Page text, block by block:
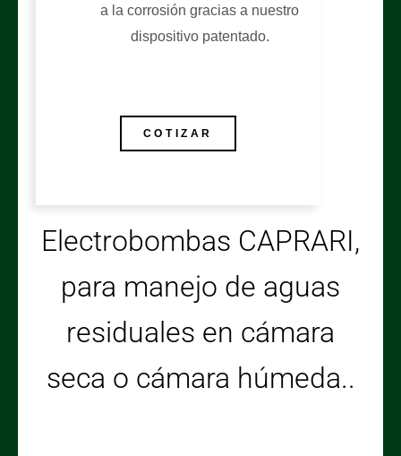
a la corrosión gracias a nuestro
dispositivo patentado.
COTIZAR
Electrobombas CAPRARI,
para manejo de aguas
residuales en cámara
seca o cámara húmeda..